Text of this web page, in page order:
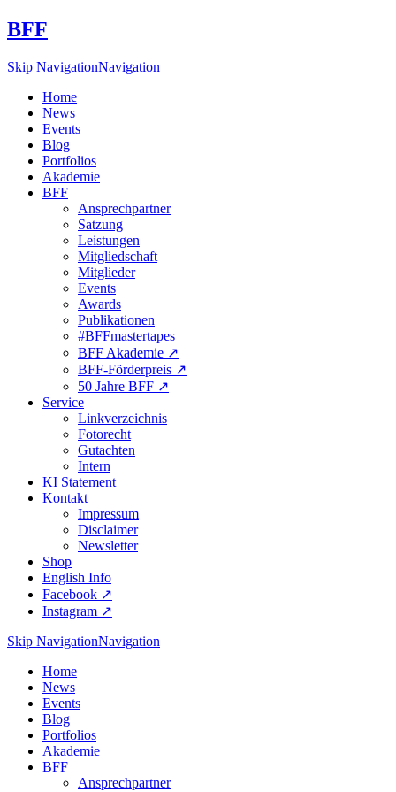
BFF
Skip NavigationNavigation
Home
News
Events
Blog
Portfolios
Akademie
BFF
Ansprechpartner
Satzung
Leistungen
Mitgliedschaft
Mitglieder
Events
Awards
Publikationen
#BFFmastertapes
BFF Akademie ↗︎
BFF-Förderpreis ↗︎
50 Jahre BFF ↗︎
Service
Linkverzeichnis
Fotorecht
Gutachten
Intern
KI Statement
Kontakt
Impressum
Disclaimer
Newsletter
Shop
English Info
Facebook ↗︎
Instagram ↗︎
Skip NavigationNavigation
Home
News
Events
Blog
Portfolios
Akademie
BFF
Ansprechpartner